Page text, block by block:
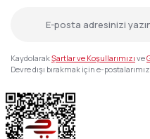
KaydolarakŞartlar ve Koşullarımızı ve
Devre dışı bırakmak için e-